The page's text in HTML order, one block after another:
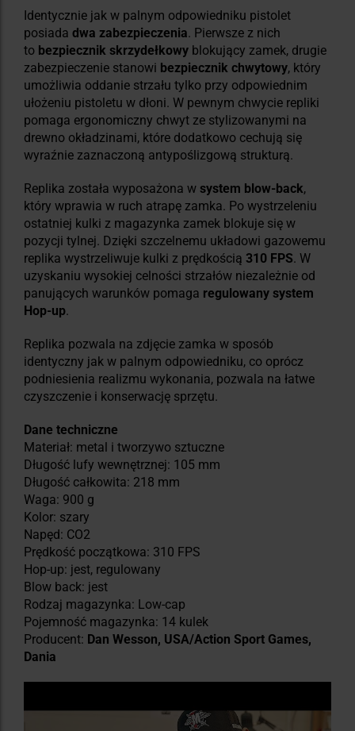
Identycznie jak w palnym odpowiedniku pistolet
posiada dwa zabezpieczenia. Pierwsze z nich
to bezpiecznik skrzydełkowy blokujący zamek, drugie
zabezpieczenie stanowi bezpiecznik chwytowy, który
umożliwia oddanie strzału tylko przy odpowiednim
ułożeniu pistoletu w dłoni. W pewnym chwycie repliki
pomaga ergonomiczny chwyt ze stylizowanymi na
drewno okładzinami, które dodatkowo cechują się
wyraźnie zaznaczoną antypoślizgową strukturą.
Replika została wyposażona w system blow-back,
który wprawia w ruch atrapę zamka. Po wystrzeleniu
ostatniej kulki z magazynka zamek blokuje się w
pozycji tylnej. Dzięki szczelnemu układowi gazowemu
replika wystrzeliwuje kulki z prędkością 310 FPS. W
uzyskaniu wysokiej celności strzałów niezależnie od
panujących warunków pomaga regulowany system
Hop-up.
Replika pozwala na zdjęcie zamka w sposób
identyczny jak w palnym odpowiedniku, co oprócz
podniesienia realizmu wykonania, pozwala na łatwe
czyszczenie i konserwację sprzętu.
Dane techniczne
Materiał: metal i tworzywo sztuczne
Długość lufy wewnętrznej: 105 mm
Długość całkowita: 218 mm
Waga: 900 g
Kolor: szary
Napęd: CO2
Prędkość początkowa: 310 FPS
Hop-up: jest, regulowany
Blow back: jest
Rodzaj magazynka: Low-cap
Pojemność magazynka: 14 kulek
Producent: Dan Wesson, USA/Action Sport Games,
Dania